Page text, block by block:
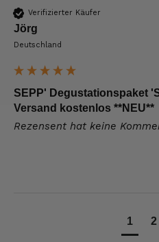
Verifizierter Käufer
Jörg
Deutschland
SEPP' Degustationspaket
Versand kostenlos **NEU**
Rezensent hat keine
1 2